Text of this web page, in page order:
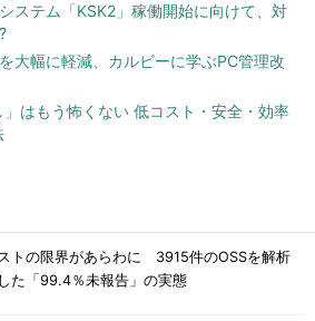
ステム「KSK2」稼働開始に向けて、対
大幅に軽減、カルビーに学ぶPC管理改
はもう怖くない 低コスト・安全・効率
トの限界があらわに 3915件のOSSを解析
た「99.4％未報告」の実態